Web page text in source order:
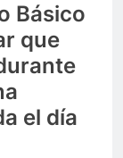
Básico
que
el día